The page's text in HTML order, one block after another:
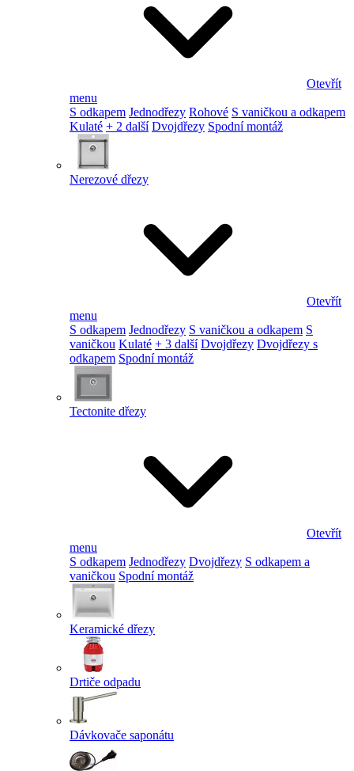
Otevřít
menu
S odkapem Jednodřezy Rohové S vaničkou a odkapem
Kulaté + 2 další Dvojdřezy Spodní montáž
Nerezové dřezy
Otevřít
menu
S odkapem Jednodřezy S vaničkou a odkapem S
vaničkou Kulaté + 3 další Dvojdřezy Dvojdřezy s
odkapem Spodní montáž
Tectonite dřezy
Otevřít
menu
S odkapem Jednodřezy Dvojdřezy S odkapem a
vaničkou Spodní montáž
Keramické dřezy
Drtiče odpadu
Dávkovače saponátu